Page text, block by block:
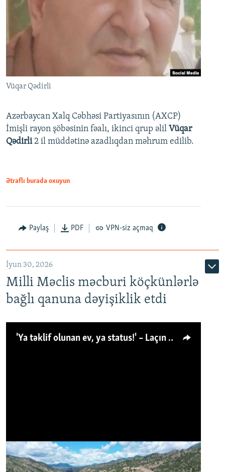
Vüqar Qədirli
Azərbaycan Xalq Cəbhəsi Partiyasının (AXCP)
İmişli rayon şöbəsinin fəalı, ikinci qrup əlil Vüqar
Qədirli2 il müddətinə azadlıqdan məhrum edilib.
Ətraflı burada oxuyun
Paylaş PDF VPN-siz açmaq
İyun 30, 2026
Milli Məclis məcburi köçkünlərlə
bağlı qanuna dəyişiklik etdi
'Ya təklif olunan ev, ya status!' – Laçın köçkünü: 'Laçından başqa heç hara!'